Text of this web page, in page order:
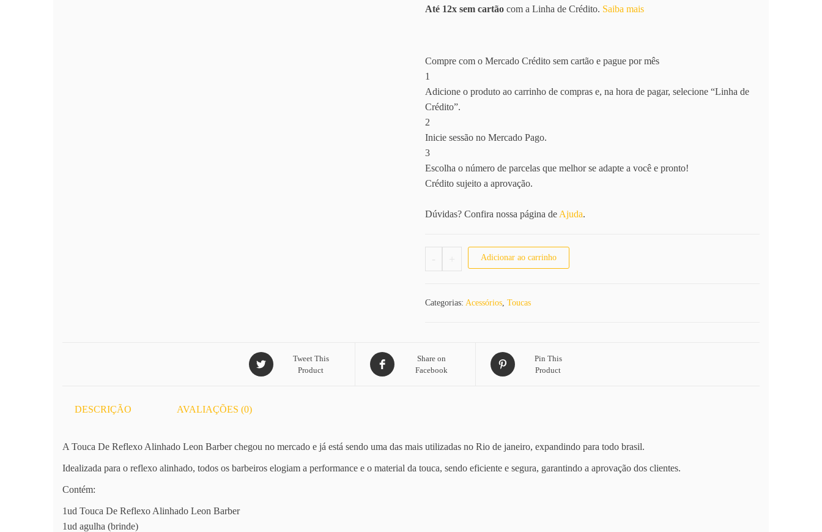
Até 12x sem cartãocom a Linha de Crédito. Saiba mais
Compre com o Mercado Crédito sem cartão e pague por mês
1
Adicione o produto ao carrinho de compras e, na hora de pagar, selecione “Linha de
Crédito”.
2
Inicie sessão no Mercado Pago.
3
Escolha o número de parcelas que melhor se adapte a você e pronto!
Crédito sujeito a aprovação.
Dúvidas? Confira nossa página de Ajuda.
- Touca De Reflexo Alinhado Leon Barber quantidade
Adicionar ao carrinho
Categorias: Acessórios, Toucas
Tweet This
Product
Share on
Facebook
Pin This
Product
DESCRIÇÃO AVALIAÇÕES (0)
A Touca De Reflexo Alinhado Leon Barber chegou no mercado e já está sendo uma das mais utilizadas no Rio de janeiro, expandindo para todo brasil.
Idealizada para o reflexo alinhado, todos os barbeiros elogiam a performance e o material da touca, sendo eficiente e segura, garantindo a aprovação dos clientes.
Contém:
1ud Touca De Reflexo Alinhado Leon Barber
1ud agulha (brinde)